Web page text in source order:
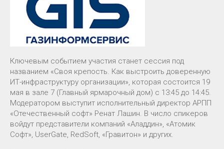
Ключевым событием участия станет сессия под
названием «Своя крепость. Как выстроить доверенную
ИТ-инфраструктуру организации», которая состоится 19
мая в зале 7 (Главный ярмарочный дом) с 13:45 до 14:45.
Модератором выступит исполнительный директор АРПП
«Отечественный софт» Ренат Лашин. В число спикеров
войдут представители компаний «Аладдин», «Атомик
Софт», UserGate, RedSoft, «Гравитон» и других.